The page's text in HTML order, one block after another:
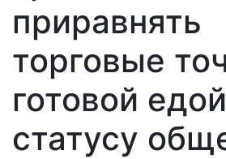
приравнять
торговые
готовой
статусу